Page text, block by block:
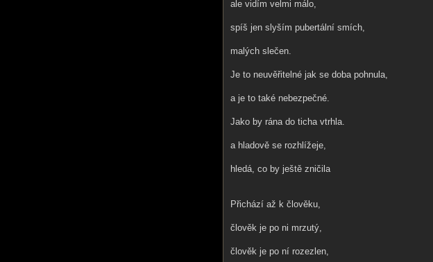
ale vidím velmi málo,
spíš jen slyším pubertální smích,
malých slečen.
Je to neuvěřitelné jak se doba pohnula,
a je to také nebezpečné.
Jako by rána do ticha vtrhla.
a hladově se rozhlížeje,
hledá, co by ještě zničila
Přichází až k člověku,
člověk je po ni mrzutý,
člověk je po ní rozezlen,